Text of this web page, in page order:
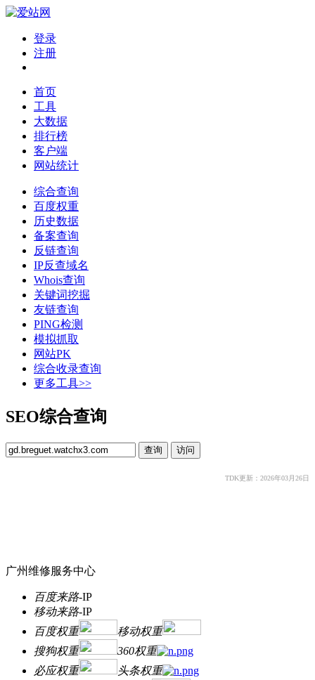
登录
注册
首页
工具
大数据
排行榜
客户端
网站统计
综合查询
百度权重
历史数据
备案查询
反链查询
IP反查域名
Whois查询
关键词挖掘
友链查询
PING检测
模拟抓取
网站PK
综合收录查询
更多工具>>
SEO综合查询
TDK更新：2026年03月26日
广州维修服务中心
百度来路-IP
移动来路-IP
百度权重
移动权重
搜狗权重
360权重
必应权重
头条权重